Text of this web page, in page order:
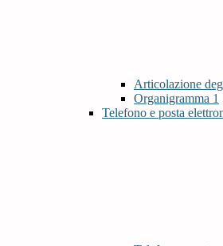
Articolazione
Organigramma 1
Telefono e posta